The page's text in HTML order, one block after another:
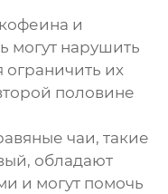
и
могут нарушить
ограничить их
половине
чаи, такие
обладают
и могут помочь